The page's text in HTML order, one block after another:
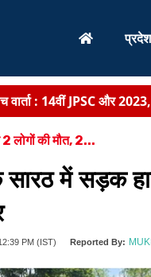
: 14वीं JPSC और
में सांसद जोबा माझी ने जल,
के प्रति जनजागरण के लिए
:
73 हजार विद्यालयों के
:
लोगों की मौत, 2...
में सड़क
PM (IST) Reported By: